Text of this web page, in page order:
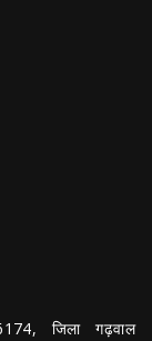
जिला गढ़वाल